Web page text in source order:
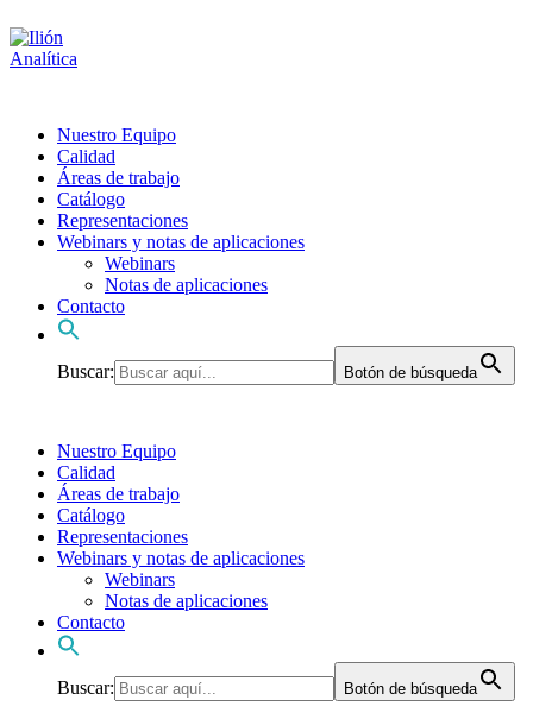
Nuestro Equipo
Calidad
Áreas de trabajo
Catálogo
Representaciones
Webinars y notas de aplicaciones
Webinars
Notas de aplicaciones
Contacto
Buscar: Botón de búsqueda
Nuestro Equipo
Calidad
Áreas de trabajo
Catálogo
Representaciones
Webinars y notas de aplicaciones
Webinars
Notas de aplicaciones
Contacto
Buscar: Botón de búsqueda